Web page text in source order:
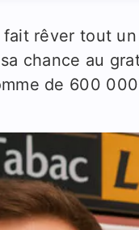
rêver tout
chance au
de 600